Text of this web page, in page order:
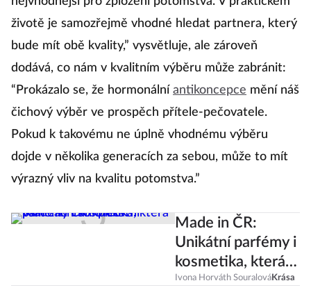
životě je samozřejmě vhodné hledat partnera, který
bude mít obě kvality,” vysvětluje, ale zároveň
dodává, co nám v kvalitním výběru může zabránit:
“Prokázalo se, že hormonální antikoncepce mění náš
čichový výběr ve prospěch přítele-pečovatele.
Pokud k takovému ne úplně vhodnému výběru
dojde v několika generacích za sebou, může to mít
výrazný vliv na kvalitu potomstva.”
Made in ČR:
Unikátní parfémy i
kosmetika, která
vám zachrání pleť
Ivona Horváth SouralováKrása